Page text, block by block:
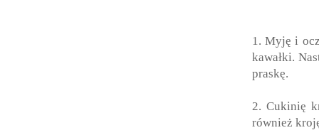
1. Myję i
kawałki.
praskę.
2. Cukinię
również